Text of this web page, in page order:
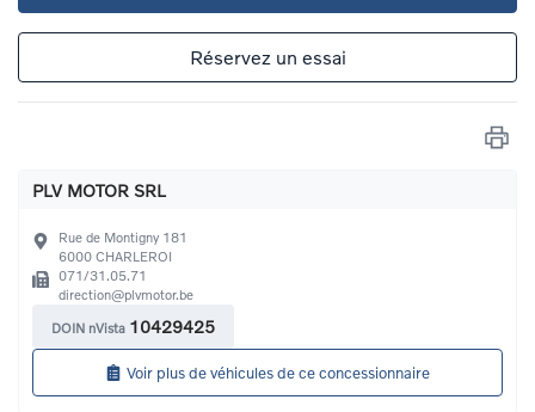
Réservez un essai
PLV MOTOR SRL
Rue de Montigny 181
6000 CHARLEROI
071/31.05.71
direction@plvmotor.be
DOIN nVista 10429425
Voir plus de véhicules de ce concessionnaire